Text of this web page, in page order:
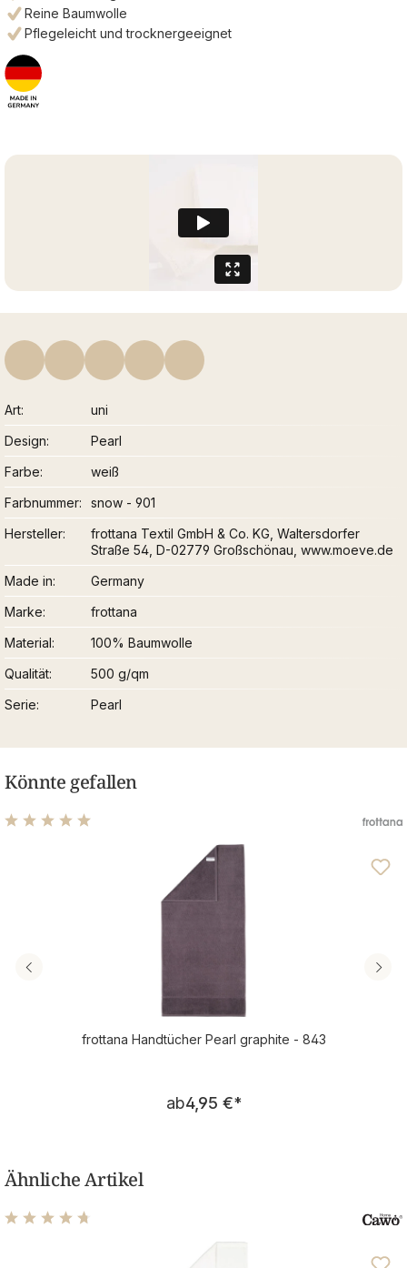
Reine Baumwolle
Pflegeleicht und trocknergeeignet
Art
uni
Design
Pearl
Farbe
weiß
Farbnummer
snow - 901
Hersteller
frottana Textil GmbH & Co. KG, Waltersdorfer
Straße 54, D-02779 Großschönau, www.moeve.de
Made in
Germany
Marke
frottana
Material
100% Baumwolle
Qualität
500 g/qm
Serie
Pearl
Könnte gefallen
Durchschnittliche Bewertung von 4.9 von 5 Sternen
frottana Handtücher Pearl graphite - 843
Regulärer Preis:
ab4,95 €*
Ähnliche Artikel
Durchschnittliche Bewertung von 4.68 von 5 Sternen